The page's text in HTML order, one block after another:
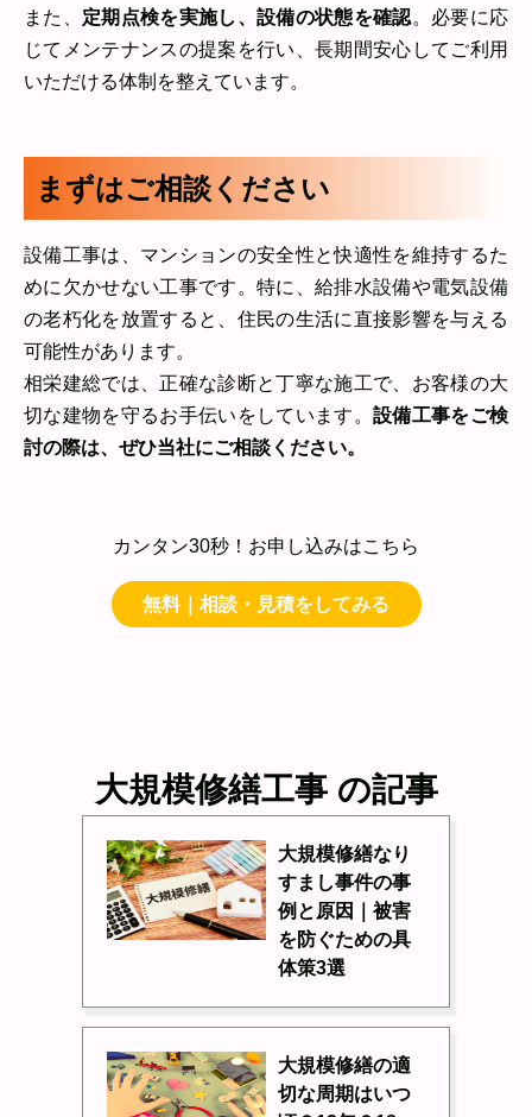
また、 定期点検を実施し、設備の状態を確認。必要に応
じてメンテナンスの提案を行い、長期間安心してご利用
いただける体制を整えています。
まずはご相談ください
設備工事は、マンションの安全性と快適性を維持するた
めに欠かせない工事です。特に、給排水設備や電気設備
の老朽化を放置すると、住民の生活に直接影響を与える
可能性があります。
相栄建総では、正確な診断と丁寧な施工で、お客様の大
切な建物を守るお手伝いをしています。 設備工事をご検
討の際は、ぜひ当社にご相談ください。
カンタン30秒！お申し込みはこちら
無料｜相談・見積をしてみる
大規模修繕工事 の記事
大規模修繕なり
すまし事件の事
例と原因｜被害
を防ぐための具
体策3選
大規模修繕の適
切な周期はいつ